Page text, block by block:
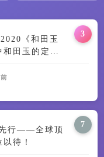
3
《和田玉
和田玉的定义
7
行——全球顶
待！